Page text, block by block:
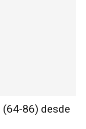
(64-86) desde